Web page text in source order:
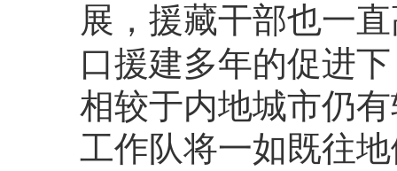
展，援藏干部也一
口援建多年的促进
相较于内地城市仍
工作队将一如既往